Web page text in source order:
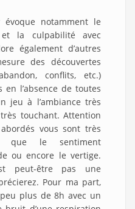
évoque notamment le
la culpabilité avec
également d’autres
des découvertes
conflits, etc.)
l’absence de toutes
jeu à l’ambiance très
touchant. Attention
vous sont très
que le sentiment
ou encore le vertige.
peut-être pas une
Pour ma part,
plus de 8h avec un